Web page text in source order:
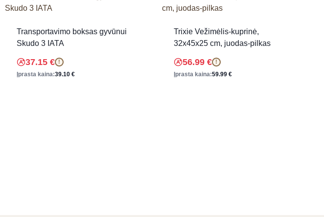
Transportavimo boksas gyvūnui
Skudo 3 IATA
37.15 € !
Įprasta kaina:39.10 €
Trixie Vežimėlis-kuprinė,
32x45x25 cm, juodas-pilkas
56.99 € !
Įprasta kaina:59.99 €